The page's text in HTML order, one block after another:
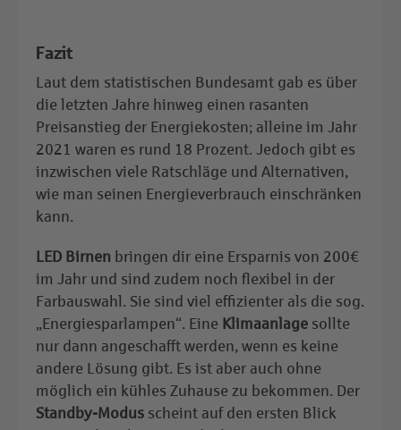
Fazit
Laut dem statistischen Bundesamt gab es über
die letzten Jahre hinweg einen rasanten
Preisanstieg der Energiekosten; alleine im Jahr
2021 waren es rund 18 Prozent. Jedoch gibt es
inzwischen viele Ratschläge und Alternativen,
wie man seinen Energieverbrauch einschränken
kann.
LED Birnen bringen dir eine Ersparnis von 200€
im Jahr und sind zudem noch flexibel in der
Farbauswahl. Sie sind viel effizienter als die sog.
„Energiesparlampen“. Eine Klimaanlage sollte
nur dann angeschafft werden, wenn es keine
andere Lösung gibt. Es ist aber auch ohne
möglich ein kühles Zuhause zu bekommen. Der
Standby-Modus scheint auf den ersten Blick